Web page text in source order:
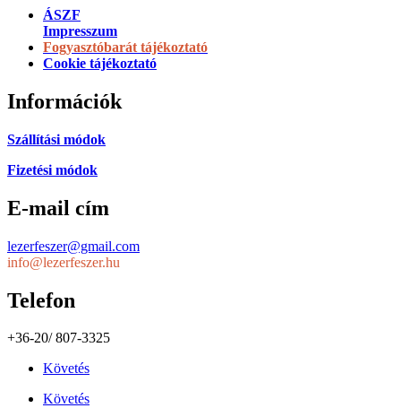
ÁSZF
Impresszum
Fogyasztóbarát tájékoztató
Cookie tájékoztató
Információk
Szállítási módok
Fizetési módok
E-mail cím
lezerfeszer@gmail.com
info@lezerfeszer.hu
Telefon
+36-20/ 807-3325
Követés
Követés